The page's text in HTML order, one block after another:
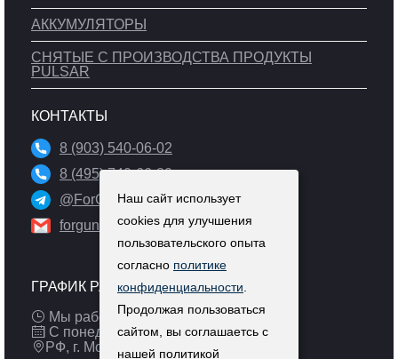
АККУМУЛЯТОРЫ
СНЯТЫЕ С ПРОИЗВОДСТВА ПРОДУКТЫ
PULSAR
КОНТАКТЫ
8 (903) 540-06-02
8 (495) 740-66-80
@ForGun_ru
forgun@inbox.ru
ГРАФИК РАБОТЫ
Мы работаем: 9:00 — 19:00 (МСК)
С понедельника по пятницу
РФ, г. Москва
Наш сайт использует
cookies для улучшения
пользовательского опыта
согласно политике
конфиденциальности
Продолжая пользоваться
сайтом, вы соглашаетсь с
нашей политикой